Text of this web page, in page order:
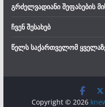
გრძელვადიანი შეფასების
ჩვენ შესახებ
წელს საქართველომ
Copyright © 2026